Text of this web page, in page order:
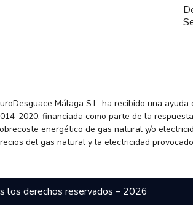
Málaga S.L. ha recibido una
2020, financiada como parte de la
energético de gas natural y/o
del gas natural y la electricidad
los derechos reservados – 2026